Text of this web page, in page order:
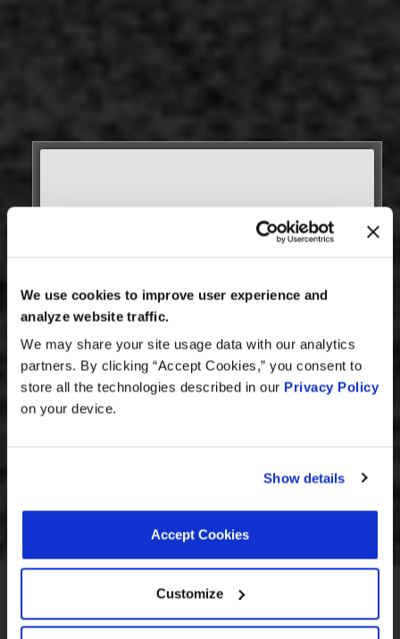
We use cookies to improve user experience and
analyze website traffic.
We may share your site usage data with our analytics
partners. By clicking “Accept Cookies,” you consent to
store all the technologies described in our Privacy Policy
on your device.
Show details
Accept Cookies
Customize
Ein Produkt finden nach
Wechselstuben
MEET WITH US AT
September 8–12, 2026
Book your meeting NOW
commercial conversation, a technical
partnership
we recommend booking early